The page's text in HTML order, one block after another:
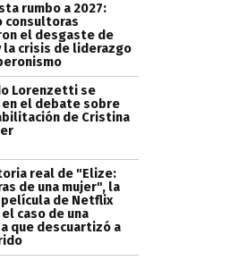
rumbo a 2027:
consultoras
el desgaste de
la crisis de liderazgo
Lorenzetti se
el debate sobre
de Cristina
real de "Elize:
de una mujer", la
película de Netflix
caso de una
que descuartizó a